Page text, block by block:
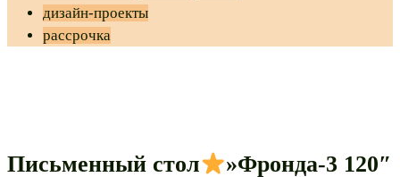
дизайн-проекты
рассрочка
Письменный стол »Фронда-3 120″